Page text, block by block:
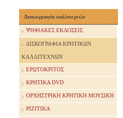
Δισκογραφία καλλιτεχνών
ΨΗΦΙΑΚΕΣ ΕΚΔΟΣΕΙΣ
ΔΙΣΚΟΓΡΑΦΙΑ ΚΡΗΤΙΚΩΝ
ΚΑΛΛΙΤΕΧΝΩΝ
ΕΡΩΤΟΚΡΙΤΟΣ
ΚΡΗΤΙΚΑ DVD
ΟΡΧΗΣΤΡΙΚΗ ΚΡΗΤΙΚΗ ΜΟΥΣΙΚΗ
ΡΙΖΙΤΙΚΑ